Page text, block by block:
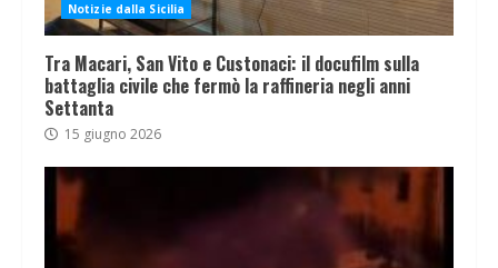
Notizie dalla Sicilia
Tra Macari, San Vito e Custonaci: il docufilm sulla
battaglia civile che fermò la raffineria negli anni
Settanta
15 giugno 2026